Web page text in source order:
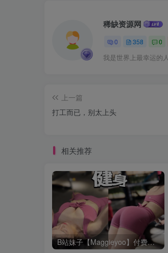
稀缺资源网
0 358 0
我是世界上最幸运的人
上一篇
打工而已，别太上头
相关推荐
B站妹子【Maggieyoo】付费充电视频合集